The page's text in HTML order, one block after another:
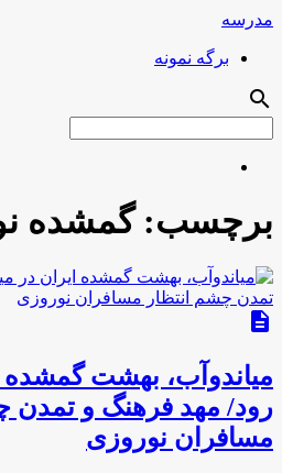
مدرسه
برگه نمونه
search
برچسب:گمشده
description
میاندوآب، بهشت گمشده
رود/ مهد فرهنگ و تمدن
مسافران نوروزی